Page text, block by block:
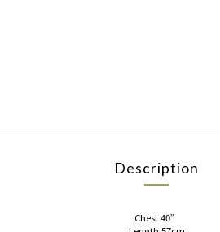
Description
Chest 40”